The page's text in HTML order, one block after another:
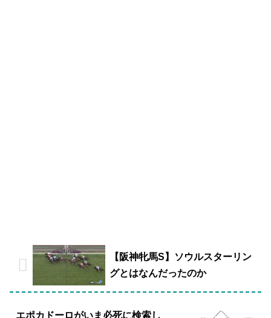
【阪神牝馬S】ソウルスターリン
グとはなんだったのか
エポカドーロがいま必死に検索し